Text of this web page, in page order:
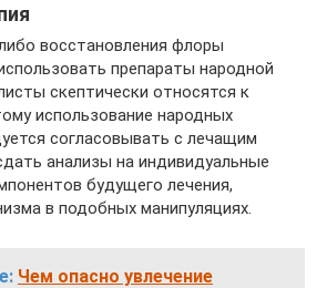
восстановления флоры
препараты народной
скептически относятся к
использование народных
согласовывать с лечащим
анализы на индивидуальные
будущего лечения,
в подобных манипуляциях.
Чем опасно увлечение